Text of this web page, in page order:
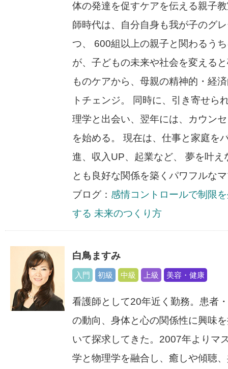
体の発達を促すケアを伝える親子
師時代は、自分自身も我が子のグ
つ、 600組以上の親子と関わるう
が、子どもの未来や社会を変える
ものケアから、母親の精神的・経
トチェンジ。 同時に、引き寄せら
理学と出会い、翌年には、カウン
を始める。 現在は、仕事と家庭を
進、収入UP、起業など、 夢を叶え
とも良好な関係を築くパワフルな
ブログ： 感情コントロールで制限
する 未来のつくり方
白鳥ますみ
入門 初級 中級 上級 美容・健康
看護師として20年近く勤務。患者
の動向、身体と心の関係性に興味
いて探求してきた。2007年よりマ
学と物理学を融合し、癒しや傾聴